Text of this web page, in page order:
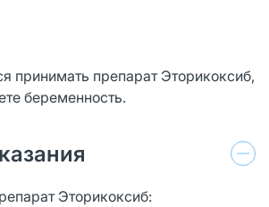
принимать препарат Эторикоксиб,
беременность.
Эторикоксиб: